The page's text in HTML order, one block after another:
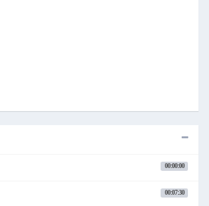
이 될 것으로 예측되고 있습니다.
들은 없는지 세심하게 보살펴 주시기 바랍니다.
니다.
유의하시기 바라며, 여러분 모두의 가정에 늘 행복이
00:00:00
00:07:30